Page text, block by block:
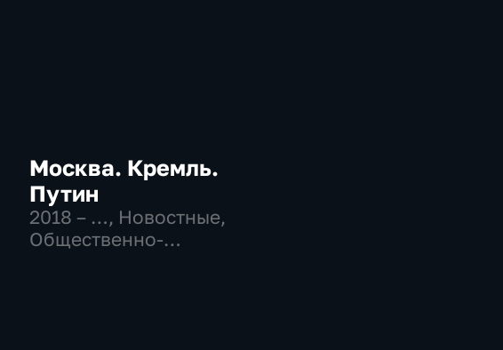
Москва. Кремль.
Путин
2018 – …, Новостные,
Общественно-